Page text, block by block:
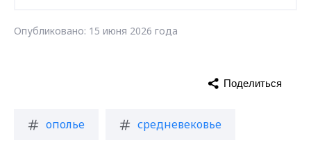
Опубликовано: 15 июня 2026 года
ополье средневековье
Поделиться